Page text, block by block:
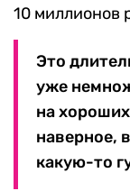
10 миллионов
Это
уже
на
наверное,
какую-то